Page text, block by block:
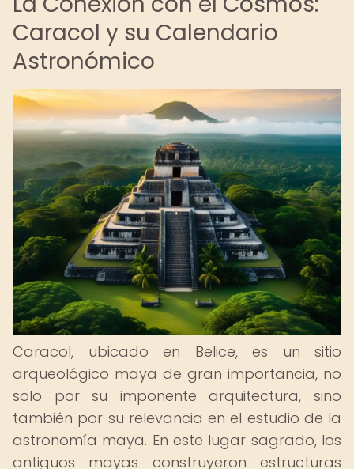
Caracol y su Calendario
Astronómico
Caracol, ubicado en Belice, es un sitio
arqueológico maya de gran importancia, no
solo por su imponente arquitectura, sino
también por su relevancia en el estudio de la
astronomía maya. En este lugar sagrado, los
antiguos mayas construyeron estructuras